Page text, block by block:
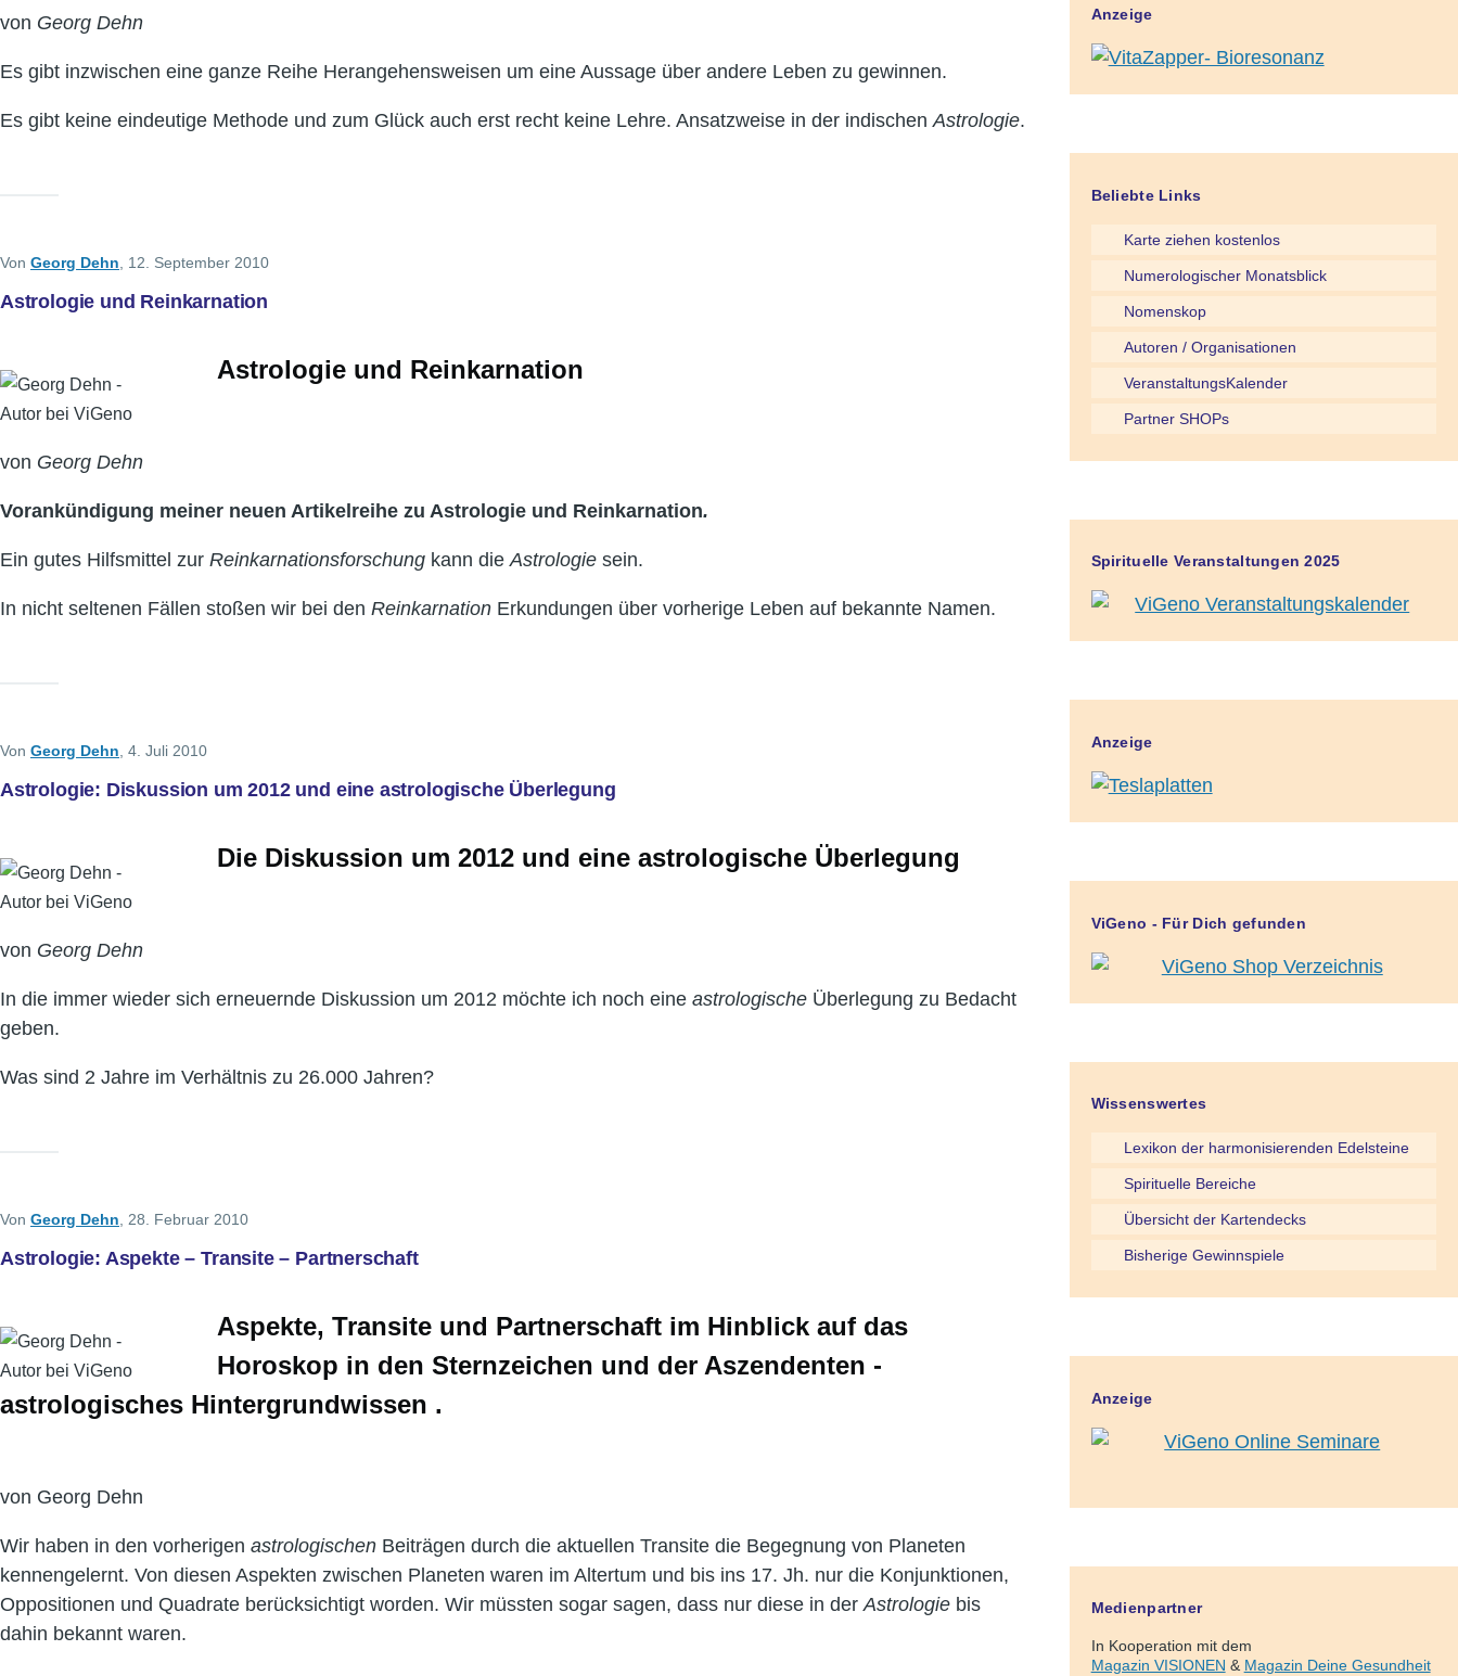
von Georg Dehn
Es gibt inzwischen eine ganze Reihe Herangehensweisen um eine Aussage über andere Leben zu gewinnen.
Es gibt keine eindeutige Methode und zum Glück auch erst recht keine Lehre. Ansatzweise in der indischenAstrologie.
Von Georg Dehn , 12. September 2010
Astrologie und Reinkarnation
Astrologie und Reinkarnation
von Georg Dehn
Vorankündigung meiner neuen Artikelreihe zu Astrologie und Reinkarnation.
Ein gutes Hilfsmittel zur Reinkarnationsforschung kann dieAstrologie sein.
In nicht seltenen Fällen stoßen wir bei den Reinkarnation Erkundungen über vorherige Leben auf bekannte Namen.
Von Georg Dehn , 4. Juli 2010
Astrologie: Diskussion um 2012 und eine astrologische Überlegung
Die Diskussion um 2012 und eine astrologische Überlegung
von Georg Dehn
In die immer wieder sich erneuernde Diskussion um 2012 möchte ich noch eine astrologische Überlegung zu Bedacht
geben.
Was sind 2 Jahre im Verhältnis zu 26.000 Jahren?
Von Georg Dehn , 28. Februar 2010
Astrologie: Aspekte – Transite – Partnerschaft
Aspekte, Transite und Partnerschaft im Hinblick auf das
Horoskop in den Sternzeichen und der Aszendenten -
astrologisches Hintergrundwissen .
von Georg Dehn
Wir haben in den vorherigen astrologischen Beiträgen durch die aktuellen Transite die Begegnung von Planeten
kennengelernt. Von diesen Aspekten zwischen Planeten waren im Altertum und bis ins 17. Jh. nur die Konjunktionen,
Oppositionen und Quadrate berücksichtigt worden. Wir müssten sogar sagen, dass nur diese in derAstrologie bis
dahin bekannt waren.
Anzeige
Beliebte Links
Karte ziehen kostenlos
Numerologischer Monatsblick
Nomenskop
Autoren / Organisationen
VeranstaltungsKalender
Partner SHOPs
Spirituelle Veranstaltungen 2025
Anzeige
ViGeno - Für Dich gefunden
Wissenswertes
Lexikon der harmonisierenden Edelsteine
Spirituelle Bereiche
Übersicht der Kartendecks
Bisherige Gewinnspiele
Anzeige
Medienpartner
In Kooperation mit dem
Magazin VISIONEN & Magazin Deine Gesundheit